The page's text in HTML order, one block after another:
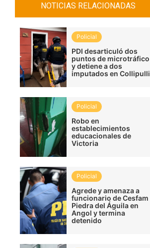
NOTICIAS RELACIONADAS
Policial
PDI desarticuló dos
puntos de microtráfico
y detiene a dos
imputados en Collipulli
Policial
Robo en
establecimientos
educacionales de
Victoria
Policial
Agrede y amenaza a
funcionario de Cesfam
Piedra del Águila en
Angol y termina
detenido